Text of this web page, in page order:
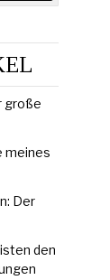
große
meines
Der
den